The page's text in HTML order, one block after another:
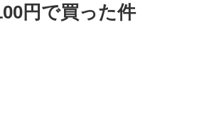
円で買った件